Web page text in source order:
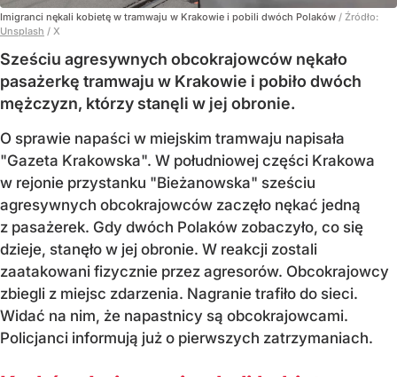
Imigranci nękali kobietę w tramwaju w Krakowie i pobili dwóch Polaków / Źródło:
Unsplash / X
Sześciu agresywnych obcokrajowców nękało
pasażerkę tramwaju w Krakowie i pobiło dwóch
mężczyzn, którzy stanęli w jej obronie.
O sprawie napaści w miejskim tramwaju napisała
"Gazeta Krakowska". W południowej części Krakowa
w rejonie przystanku "Bieżanowska" sześciu
agresywnych obcokrajowców zaczęło nękać jedną
z pasażerek. Gdy dwóch Polaków zobaczyło, co się
dzieje, stanęło w jej obronie. W reakcji zostali
zaatakowani fizycznie przez agresorów. Obcokrajowcy
zbiegli z miejsc zdarzenia. Nagranie trafiło do sieci.
Widać na nim, że napastnicy są obcokrajowcami.
Policjanci informują już o pierwszych zatrzymaniach.